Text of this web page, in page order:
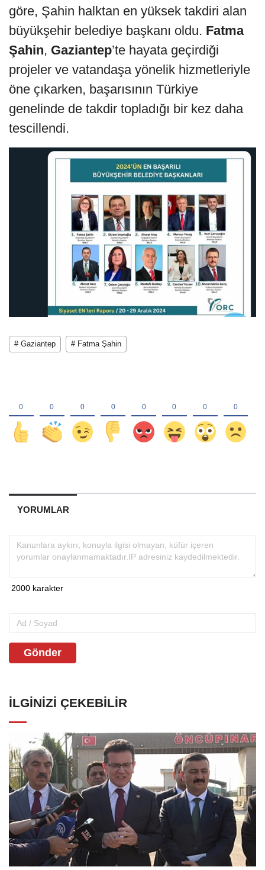
göre, Şahin halktan en yüksek takdiri alan
büyükşehir belediye başkanı oldu. Fatma
Şahin, Gaziantep’te hayata geçirdiği
projeler ve vatandaşa yönelik hizmetleriyle
öne çıkarken, başarısının Türkiye
genelinde de takdir topladığı bir kez daha
tescillendi.
# Gaziantep # Fatma Şahin
YORUMLAR
Gönder
İLGINIZI ÇEKEBILIR